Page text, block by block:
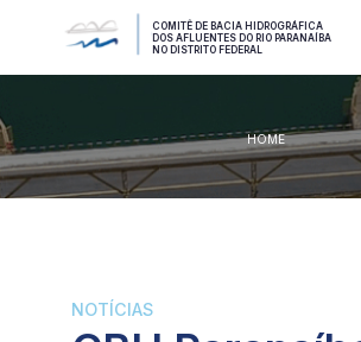
COMITÊ DE BACIA HIDROGRÁFICA
DOS AFLUENTES DO RIO PARANAÍBA
NO DISTRITO FEDERAL
HOME
NOTÍCIAS